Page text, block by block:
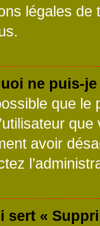
légales de
ne puis-
que le
avoir
sert «